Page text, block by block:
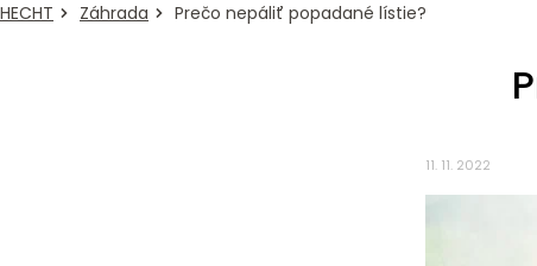
HECHT Záhrada Prečo nepáliť popadané lístie?
11. 11. 2022